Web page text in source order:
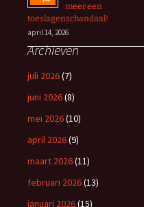
meer een
toeslagenschandaal!
april 14, 2026
Archieven
juli 2026(7)
juni 2026(8)
mei 2026(10)
april 2026(9)
maart 2026(11)
februari 2026(13)
januari 2026(15)